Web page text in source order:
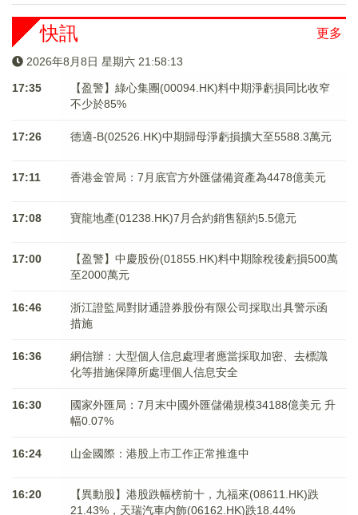
更多
快訊
2026年8月8日 星期六 21:58:13
17:35
【盈警】綠心集團(00094.HK)料中期淨虧損同比收窄
不少於85%
17:26 德適-B(02526.HK)中期歸母淨虧損擴大至5588.3萬元
17:11 香港金管局：7月底官方外匯儲備資產為4478億美元
17:08 寶龍地產(01238.HK)7月合約銷售額約5.5億元
17:00
【盈警】中慶股份(01855.HK)料中期除稅後虧損500萬
至2000萬元
16:46
浙江證監局對財通證券股份有限公司採取出具警示函
措施
16:36
網信辦：大型個人信息處理者應當採取加密、去標識
化等措施保障所處理個人信息安全
16:30
國家外匯局：7月末中國外匯儲備規模34188億美元 升
幅0.07%
16:24 山金國際：港股上市工作正常推進中
16:20
【異動股】港股跌幅榜前十，九福來(08611.HK)跌
21.43%，天瑞汽車内飾(06162.HK)跌18.44%